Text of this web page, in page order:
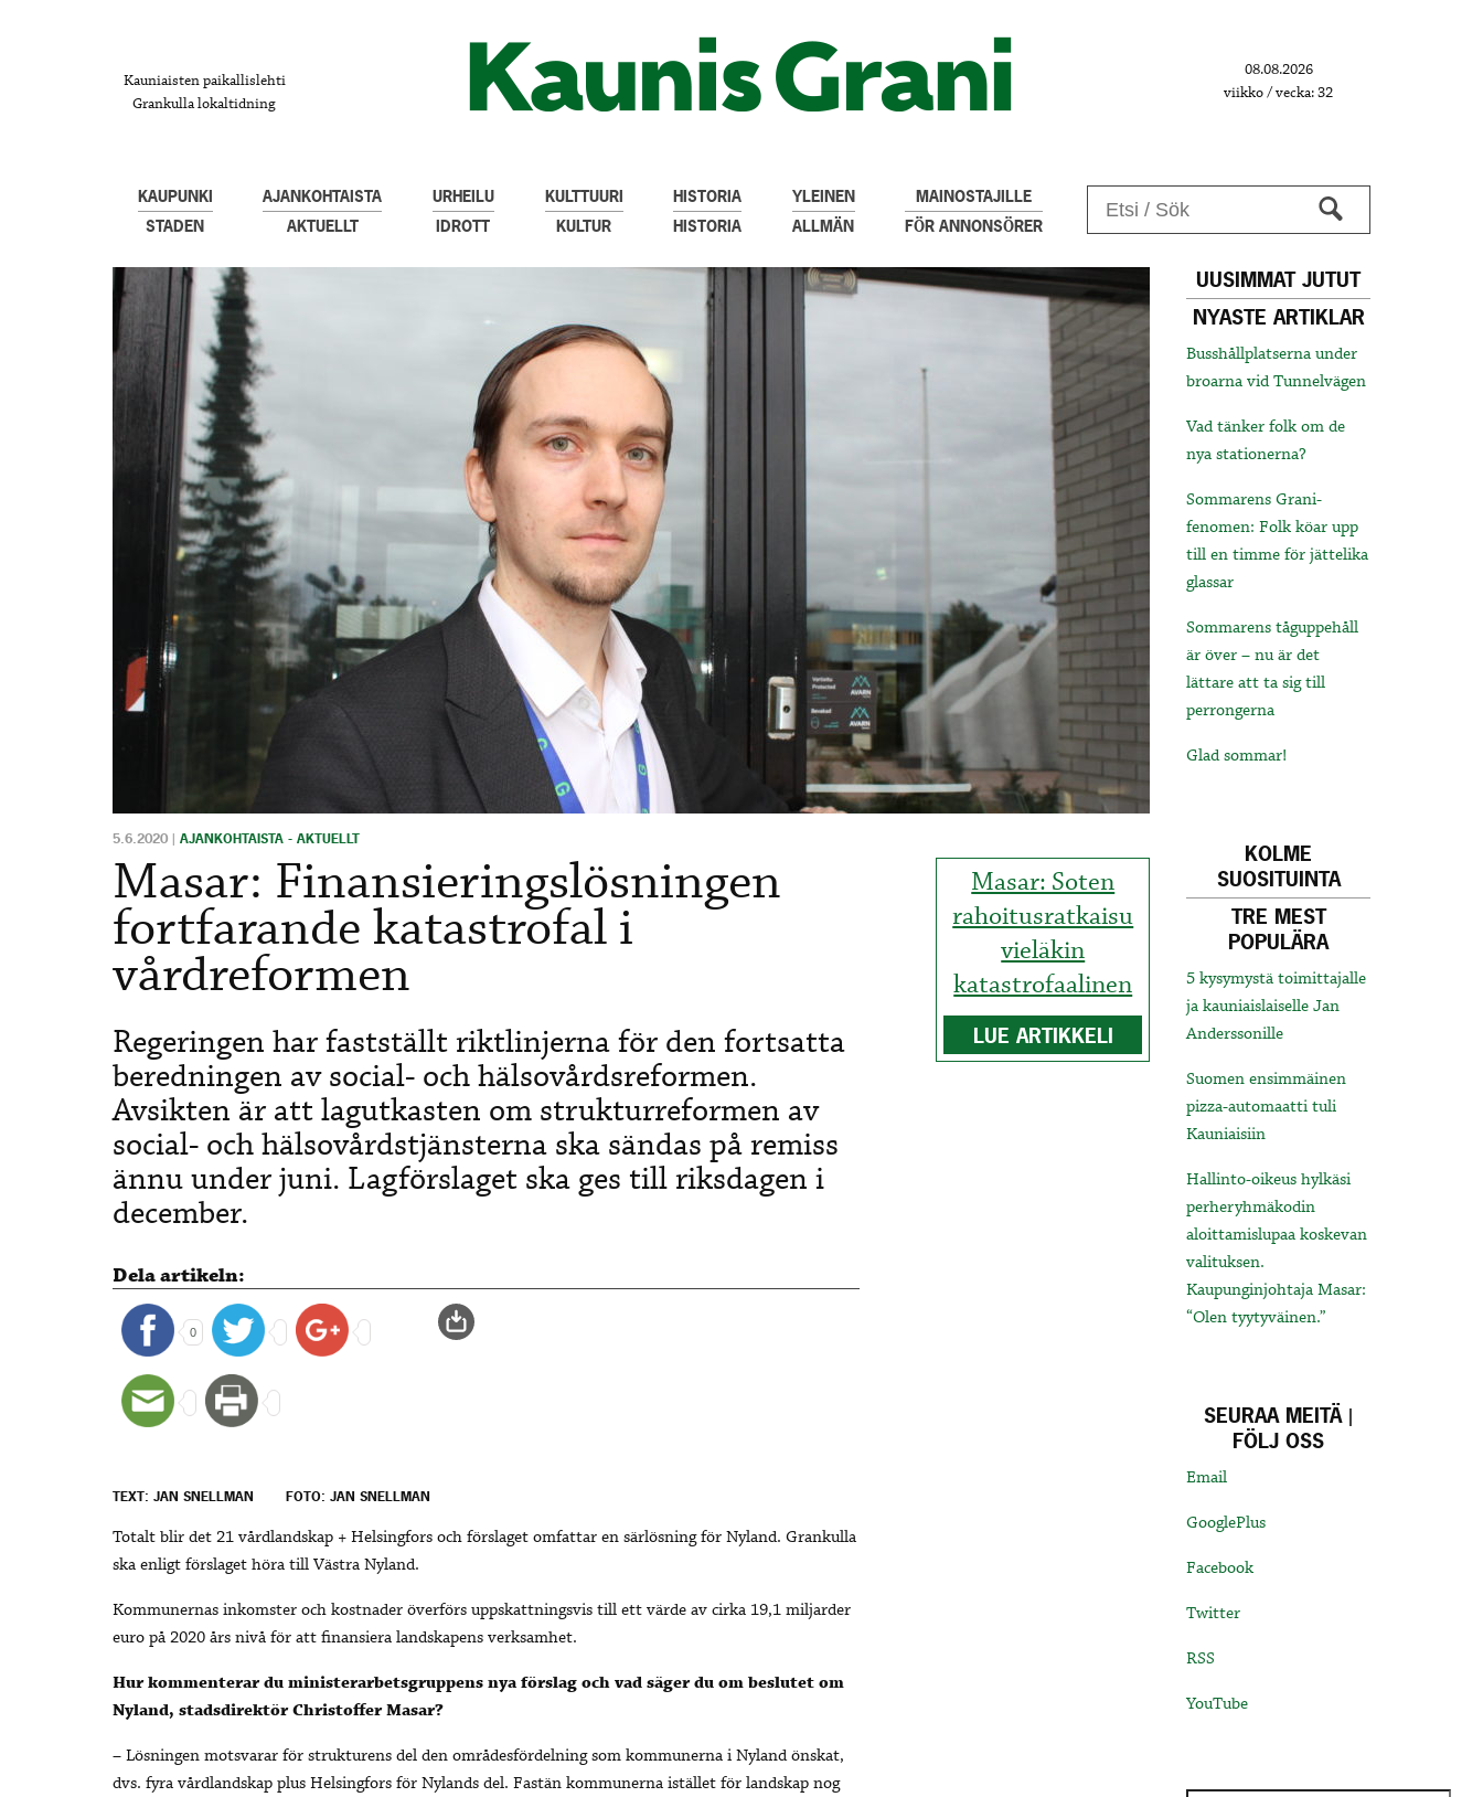
Kauniaisten paikallislehti
Grankulla lokaltidning
08.08.2026
viikko / vecka: 32
KAUPUNKI
STADEN
AJANKOHTAISTA
AKTUELLT
URHEILU
IDROTT
KULTTUURI
KULTUR
HISTORIA
HISTORIA
YLEINEN
ALLMÄN
MAINOSTAJILLE
FÖR ANNONSÖRER
Masar: Soten
rahoitusratkaisu
vieläkin
katastrofaalinen
LUE ARTIKKELI
5.6.2020 | AJANKOHTAISTA - AKTUELLT
Masar: Finansieringslösningen
fortfarande katastrofal i
vårdreformen
Regeringen har fastställt riktlinjerna för den fortsatta
beredningen av social- och hälsovårdsreformen.
Avsikten är att lagutkasten om strukturreformen av
social- och hälsovårdstjänsterna ska sändas på remiss
ännu under juni. Lagförslaget ska ges till riksdagen i
december.
Dela artikeln:
0
TEXT: JAN SNELLMAN FOTO: JAN SNELLMAN
Totalt blir det 21 vårdlandskap + Helsingfors och förslaget omfattar en särlösning för Nyland. Grankulla
ska enligt förslaget höra till Västra Nyland.
Kommunernas inkomster och kostnader överförs uppskattningsvis till ett värde av cirka 19,1 miljarder
euro på 2020 års nivå för att finansiera landskapens verksamhet.
Hur kommenterar du ministerarbetsgruppens nya förslag och vad säger du om beslutet om
Nyland, stadsdirektör Christoffer Masar?
– Lösningen motsvarar för strukturens del den områdesfördelning som kommunerna i Nyland önskat,
dvs. fyra vårdlandskap plus Helsingfors för Nylands del. Fastän kommunerna istället för landskap nog
UUSIMMAT JUTUT
NYASTE ARTIKLAR
Busshållplatserna under
broarna vid Tunnelvägen
Vad tänker folk om de
nya stationerna?
Sommarens Grani-
fenomen: Folk köar upp
till en timme för jättelika
glassar
Sommarens tåguppehåll
är över – nu är det
lättare att ta sig till
perrongerna
Glad sommar!
KOLME
SUOSITUINTA
TRE MEST
POPULÄRA
5 kysymystä toimittajalle
ja kauniaislaiselle Jan
Anderssonille
Suomen ensimmäinen
pizza-automaatti tuli
Kauniaisiin
Hallinto-oikeus hylkäsi
perheryhmäkodin
aloittamislupaa koskevan
valituksen.
Kaupunginjohtaja Masar:
“Olen tyytyväinen.”
SEURAA MEITÄ |
FÖLJ OSS
Email
GooglePlus
Facebook
Twitter
RSS
YouTube